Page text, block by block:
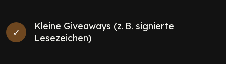
Kleine Giveaways (z. B. signierte
Lesezeichen)